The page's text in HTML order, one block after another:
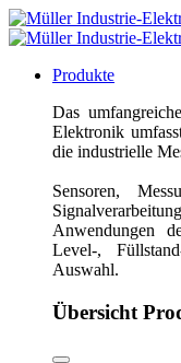
Produkte
Das
Elektronik
die industrielle
Sensoren,
Anwendungen
Level-,
Auswahl.
Übersicht